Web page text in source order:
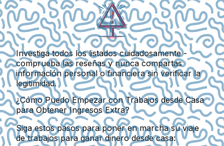
Investiga todos los listados cuidadosamente -
comprueba las reseñas y nunca compartas
información personal o financiera sin verificar la
legitimidad.
¿Cómo Puedo Empezar con Trabajos desde Casa
para Obtener Ingresos Extra?
Siga estos pasos para poner en marcha su viaje
de trabajos para ganar dinero desde casa: